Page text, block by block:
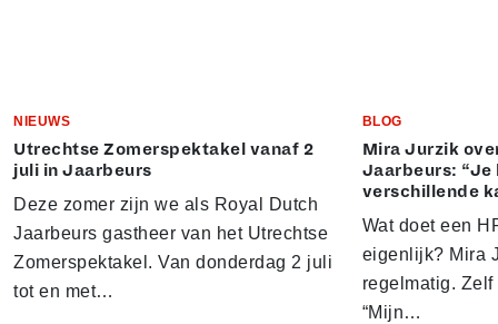
NIEUWS
Utrechtse Zomerspektakel vanaf 2
juli in Jaarbeurs
Deze zomer zijn we als Royal Dutch
Jaarbeurs gastheer van het Utrechtse
Zomerspektakel. Van donderdag 2 juli
tot en met…
BLOG
Mira Jurzik
Jaarbeurs: “Je
verschillende
Wat doet een
eigenlijk? Mira
regelmatig.
“Mijn…